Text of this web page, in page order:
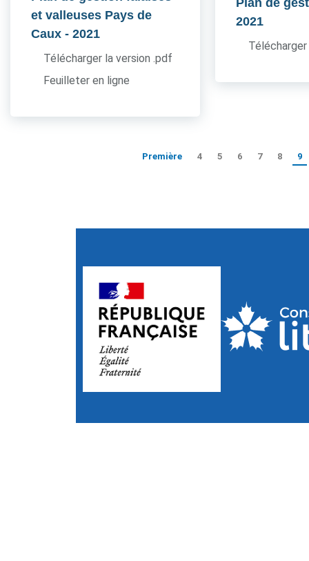
et valleuses Pays de
Caux - 2021
Télécharger la version .pdf
Feuilleter en ligne
Plan de
2021
Première 4 5 6 7 8 9